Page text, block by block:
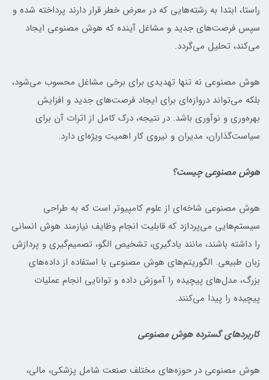
راستا، ابتدا به رشته‌هایی که در معرض خطر قرار دارند پرداخته شده و
سپس فرصت‌های جدید و مشاغل آینده که هوش مصنوعی ایجاد
می‌کند، تحلیل می‌گردد.
هوش مصنوعی نه تنها تهدیدی برای برخی مشاغل محسوب می‌شود،
بلکه می‌تواند دروازه‌ای برای ایجاد فرصت‌های جدید و افزایش
بهره‌وری و نوآوری باشد. در نتیجه، درک کامل از اثرات آن برای
سیاست‌گذاران، مدیران و نیروی کار اهمیت ویژه‌ای دارد.
هوش مصنوعی چیست؟
هوش مصنوعی شاخه‌ای از علوم کامپیوتر است که به طراحی
سیستم‌هایی می‌پردازد که قابلیت انجام وظایف نیازمند هوش انسانی
را داشته باشند، مانند یادگیری، تشخیص الگو، تصمیم‌گیری و پردازش
زبان طبیعی. الگوریتم‌های هوش مصنوعی با استفاده از داده‌های
بزرگ، مدل‌های پیچیده را آموزش داده و توانایی انجام عملیات
پیچیده را پیدا می‌کنند.
کاربردهای گسترده هوش مصنوعی
هوش مصنوعی در حوزه‌های مختلف صنعت شامل پزشکی، مالی،